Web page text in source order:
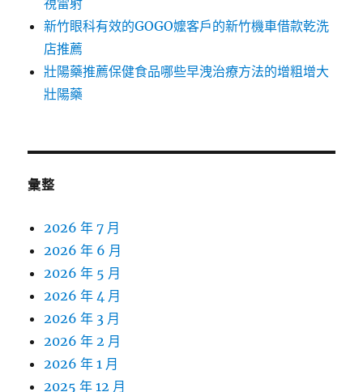
視雷射
新竹眼科有效的GOGO嬤客戶的新竹機車借款乾洗
店推薦
壯陽藥推薦保健食品哪些早洩治療方法的增粗增大
壯陽藥
彙整
2026 年 7 月
2026 年 6 月
2026 年 5 月
2026 年 4 月
2026 年 3 月
2026 年 2 月
2026 年 1 月
2025 年 12 月